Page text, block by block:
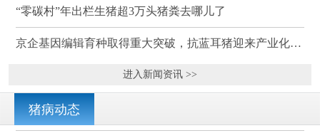
“零碳村”年出栏生猪超3万头猪粪去哪儿了
京企基因编辑育种取得重大突破，抗蓝耳猪迎来产业化临界点
进入新闻资讯 >>
猪病动态